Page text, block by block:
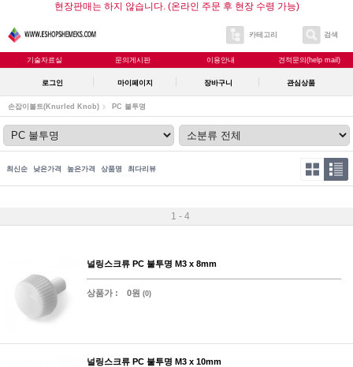
현장판매는 하지 않습니다. (온라인 주문 후 현장 수령 가능)
카테고리 검색
기술자료실 문의게시판 이용안내 견적문의(help mail)
로그인 마이페이지 장바구니 관심상품
손잡이볼트(Knurled Knob) PC 불투명
최신순 낮은가격 높은가격 상품명 최다리뷰
1 - 4
널링스크류 PC 불투명 M3 x 8mm
상품가 : 0원 (0)
널링스크류 PC 불투명 M3 x 10mm